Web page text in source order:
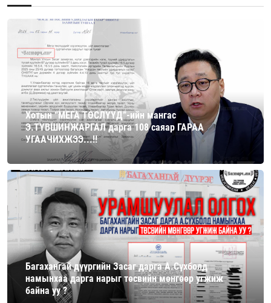
Хотын “МЕГА ТӨСЛҮҮД”-ийн мангас
Э.ТҮВШИНЖАРГАЛ дарга 108 саяар ГАРАА
УГААЧИХЖЭЭ...!!
Багахангай дүүргийн Засаг дарга А.Сүхболд
намынхаа дарга нарыг төсвийн мөнгөөр угжиж
байна уу ?